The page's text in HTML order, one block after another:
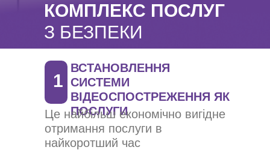
КОМПЛЕКС ПОСЛУГ
З БЕЗПЕКИ
ВСТАНОВЛЕННЯ
СИСТЕМИ
ВІДЕОСПОСТРЕЖЕННЯ ЯК
ПОСЛУГИ
Це найбільш економічно вигідне
отримання послуги в
найкоротший час
1